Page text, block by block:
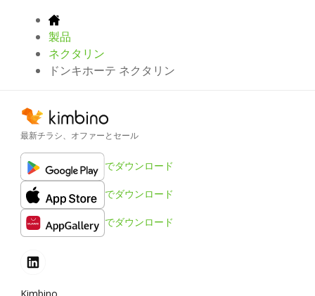
製品
ネクタリン
ドンキホーテ ネクタリン
最新チラシ、オファーとセール
でダウンロード
でダウンロード
でダウンロード